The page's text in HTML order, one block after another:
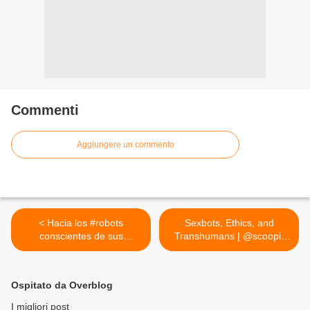
Commenti
Aggiungere un commento
< Hacia los #robots
conscientes de sus
propias...
Sexbots, Ethics, and
Transhumans | @scoopit
via... >
Ospitato da Overblog
I migliori post